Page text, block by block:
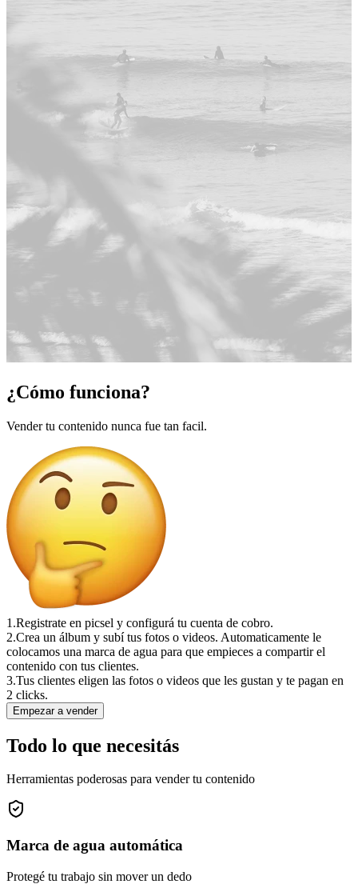
¿Cómo funciona?
Vender tu contenido nunca fue tan facil.
1.Registrate en picsel y configurá tu cuenta de cobro.
2.Crea un álbum y subí tus fotos o videos. Automaticamente le
colocamos una marca de agua para que empieces a compartir el
contenido con tus clientes.
3.Tus clientes eligen las fotos o videos que les gustan y te pagan en
2 clicks.
Empezar a vender
Todo lo que necesitás
Herramientas poderosas para vender tu contenido
Marca de agua automática
Protegé tu trabajo sin mover un dedo